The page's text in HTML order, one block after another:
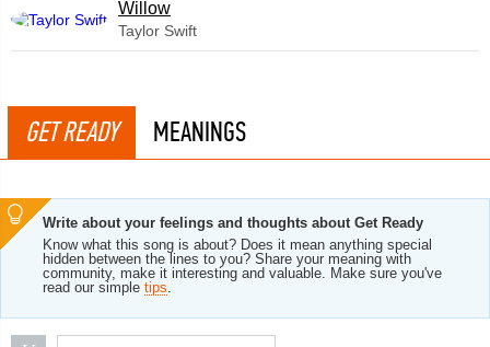
Willow
Taylor Swift
GET READY MEANINGS
Write about your feelings and thoughts about Get Ready
Know what this song is about? Does it mean anything special
hidden between the lines to you? Share your meaning with
community, make it interesting and valuable. Make sure you've
read our simple tips.